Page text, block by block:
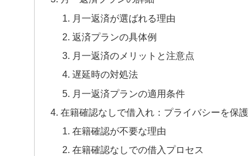
月一返済が選ばれる理由
返済プランの具体例
月一返済のメリットと注意点
遅延時の対処法
月一返済プランの適用条件
在籍確認なしで借入れ：プライバシーを保護
在籍確認が不要な理由
在籍確認なしでの借入プロセス